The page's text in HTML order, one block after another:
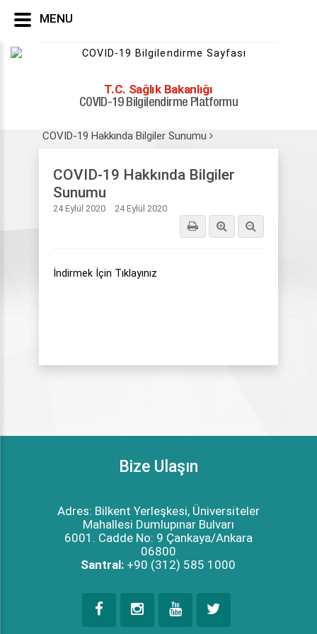
T.C. Sağlık Bakanlığı
COVID-19 Bilgilendirme Platformu
Yayınlar
Uygulamalı Eğitim Programı
COVID-19 Hakkında Bilgiler Sunumu
COVID-19 Hakkında Bilgiler
Sunumu
24 Eylül 2020 24 Eylül 2020
İndirmek İçin Tıklayınız
Bize Ulaşın
Adres: Bilkent Yerleşkesi, Üniversiteler
Mahallesi Dumlupınar Bulvarı
6001. Cadde No: 9 Çankaya/Ankara
06800
Santral: +90 (312) 585 1000
MENU